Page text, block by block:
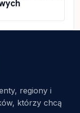
regiony i
którzy chcą